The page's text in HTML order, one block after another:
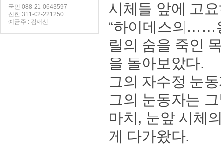
국민 088-21-0643597
신한 311-02-221250
예금주 : 김재선
시체들 앞에 고
“하이데스의
릴의 숨을 죽인
을 돌아보았다.
그의 자수정 눈
그의 눈동자는
마치, 눈앞 시체
게 다가왔다.